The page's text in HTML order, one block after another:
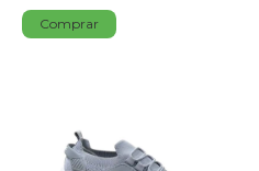
Comprar